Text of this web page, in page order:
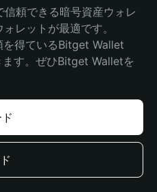
頼できる暗号資産ウォレ
レットが最適です。
得ているBitget Wallet
す。ぜひBitget Walletを